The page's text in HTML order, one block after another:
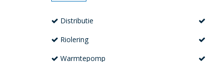
Distributie
Riolering
Warmtepomp